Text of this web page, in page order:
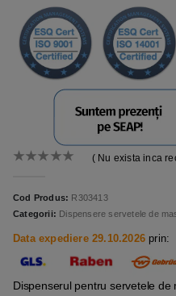
( Nu exista inca
Cod Produs: R303413
Categorii: Dispensere servetele de
Data expediere 29.10.2026 prin:
Dispenserul pentru servetele de